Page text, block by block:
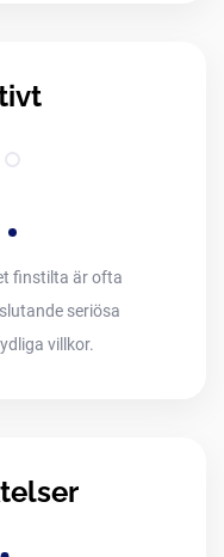
finstilta är ofta
seriösa
villkor.